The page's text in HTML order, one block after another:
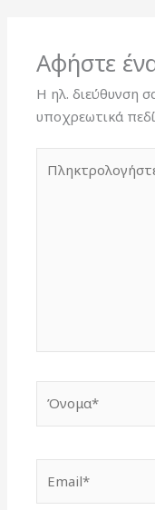
Αφήστε
Η ηλ. διεύθυνση
υποχρεωτικά
εδώ..